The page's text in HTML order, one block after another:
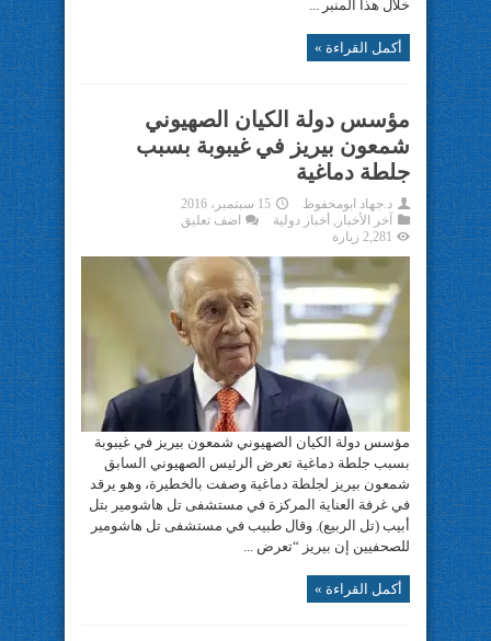
خلال هذا المنبر ...
أكمل القراءة »
مؤسس دولة الكيان الصهيوني
شمعون بيريز في غيبوبة بسبب
جلطة دماغية
د.جهاد ابومحفوظ
15 سبتمبر، 2016
آخر الأخبار , أخبار دولية
اضف تعليق
2,281 زيارة
مؤسس دولة الكيان الصهيوني شمعون بيريز في غيبوبة
بسبب جلطة دماغية تعرض الرئيس الصهيوني السابق
شمعون بيريز لجلطة دماغية وصفت بالخطيرة، وهو يرقد
في غرفة العناية المركزة في مستشفى تل هاشومير بتل
أبيب (تل الربيع). وقال طبيب في مستشفى تل هاشومير
للصحفيين إن بيريز “تعرض ...
أكمل القراءة »